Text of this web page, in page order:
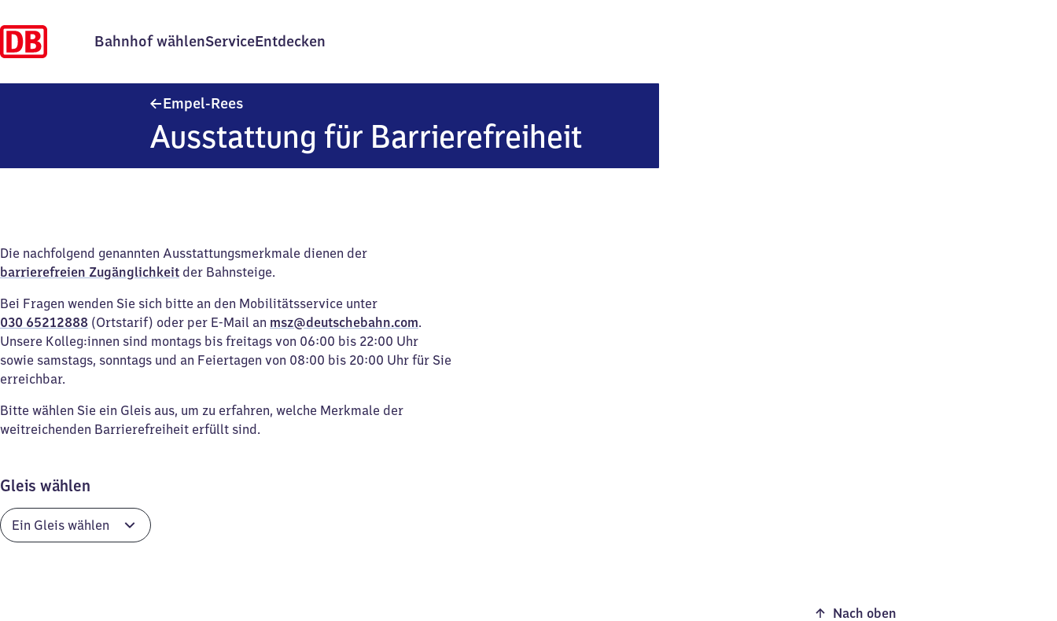
Bahnhof wählenServiceEntdecken
Empel-Rees
Ausstattung für Barrierefreiheit
Die nachfolgend genannten Ausstattungsmerkmale dienen der
barrierefreien Zugänglichkeit der Bahnsteige.
Bei Fragen wenden Sie sich bitte an den Mobilitätsservice unter
030 65212888 (Ortstarif) oder per E-Mail an msz@deutschebahn.com.
Unsere Kolleg:innen sind montags bis freitags von 06:00 bis 22:00 Uhr
sowie samstags, sonntags und an Feiertagen von 08:00 bis 20:00 Uhr für Sie
erreichbar.
Bitte wählen Sie ein Gleis aus, um zu erfahren, welche Merkmale der
weitreichenden Barrierefreiheit erfüllt sind.
Gleis wählen
Nach oben